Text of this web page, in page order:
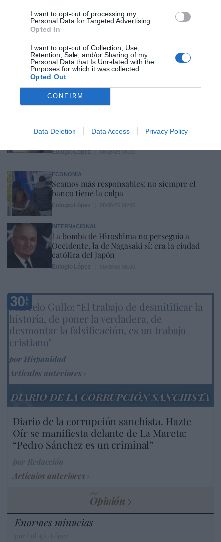
I want to opt-out of processing my
Personal Data for Targeted Advertising.
Opted In
I want to opt-out of Collection, Use,
Retention, Sale, and/or Sharing of my
Personal Data that Is Unrelated with the
Purposes for which it was collected.
Opted Out
CONFIRM
Data Deletion Data Access Privacy Policy
barato”
Eulogio López
SOCIEDAD
La batalla no es solo “híbrida” ni
“biopolítica”, sino espiritual... y la ganará la
Virgen
Gabriel Galdón
SOCIEDAD
bendecido en otros miembros de la Unión
Eulogio López 08/08/26 06:00
ECONOMÍA
Seamos más responsables: no siempre el
banco tiene la culpa
INTERNACIONAL
La bomba de Hiroshima no perseguía a
Occidente, la de Nagasaki sí: era la ciudad
católica del Japón
Marcelo Gullo: “El trabajo de desmitificar la
historia, de poner la verdadera, de
desmontar la falsificación, es un trabajo
cristiano"
por Hispanidad
Artículos anteriores
DIARIO DE LA CORRUPCIÓN SANCHISTA
Diario de la corrupción sanchista. Hazte
Oír se manifiesta delante de La Mareta:
“Pedro Sánchez es un criminal”
Artículos anteriores
Opinión
Enormes minucias